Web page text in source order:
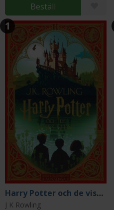
Beställ
1
Harry Potter och de vises sten (MinaLima Jubileumsutgåva)
J K Rowling